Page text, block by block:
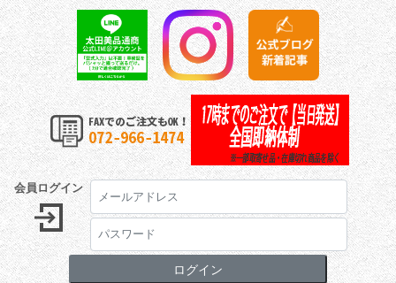
会員ログイン